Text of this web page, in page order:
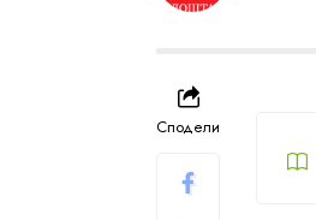
Сподели